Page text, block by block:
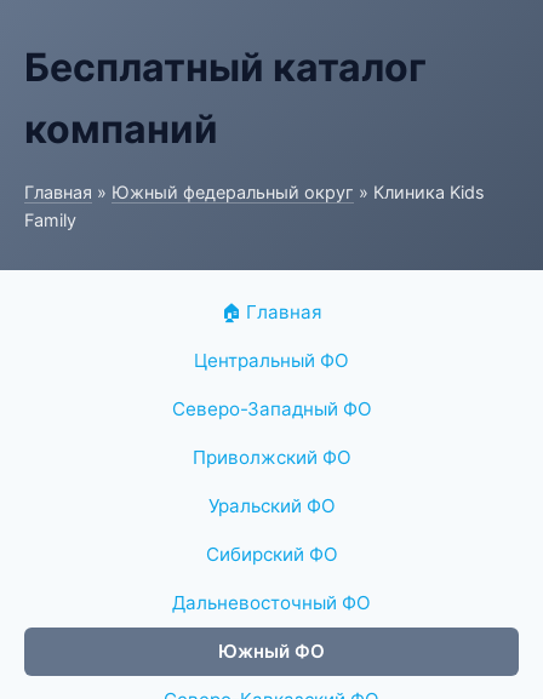
Бесплатный каталог
компаний
Главная » Южный федеральный округ » Клиника Kids
Family
🏠 Главная
Центральный ФО
Северо-Западный ФО
Приволжский ФО
Уральский ФО
Сибирский ФО
Дальневосточный ФО
Южный ФО